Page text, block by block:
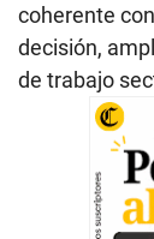
coherente
decisión,
de trabajo